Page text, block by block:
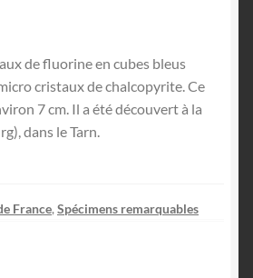
de fluorine en cubes bleus
cristaux de chalcopyrite. Ce
7 cm. Il a été découvert à la
dans le Tarn.
France,Spécimens remarquables